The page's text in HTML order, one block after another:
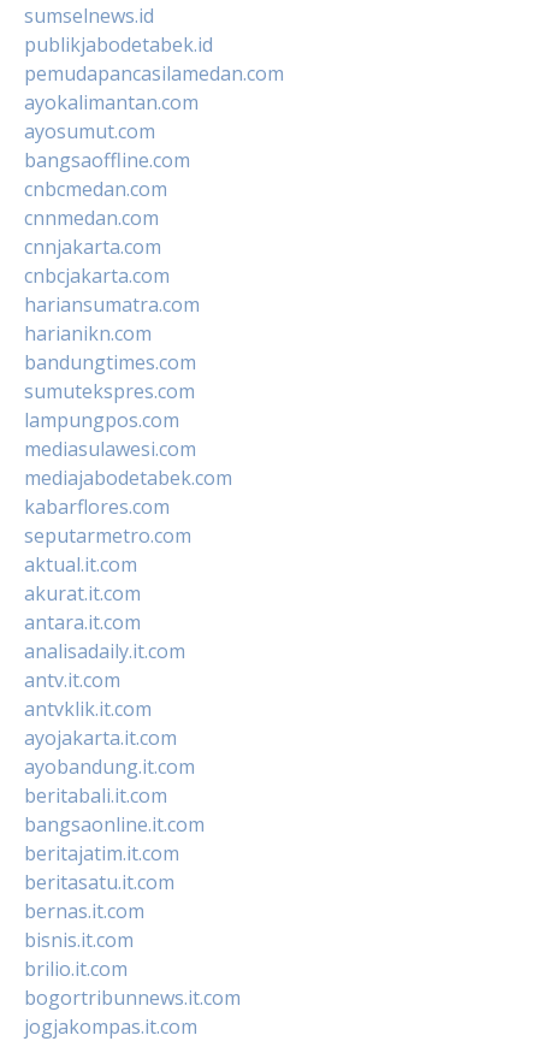
sumselnews.id
publikjabodetabek.id
pemudapancasilamedan.com
ayokalimantan.com
ayosumut.com
bangsaoffline.com
cnbcmedan.com
cnnmedan.com
cnnjakarta.com
cnbcjakarta.com
hariansumatra.com
harianikn.com
bandungtimes.com
sumutekspres.com
lampungpos.com
mediasulawesi.com
mediajabodetabek.com
kabarflores.com
seputarmetro.com
aktual.it.com
akurat.it.com
antara.it.com
analisadaily.it.com
antv.it.com
antvklik.it.com
ayojakarta.it.com
ayobandung.it.com
beritabali.it.com
bangsaonline.it.com
beritajatim.it.com
beritasatu.it.com
bernas.it.com
bisnis.it.com
brilio.it.com
bogortribunnews.it.com
jogjakompas.it.com